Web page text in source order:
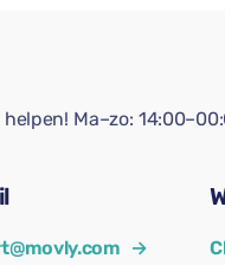
Ma–zo:
→